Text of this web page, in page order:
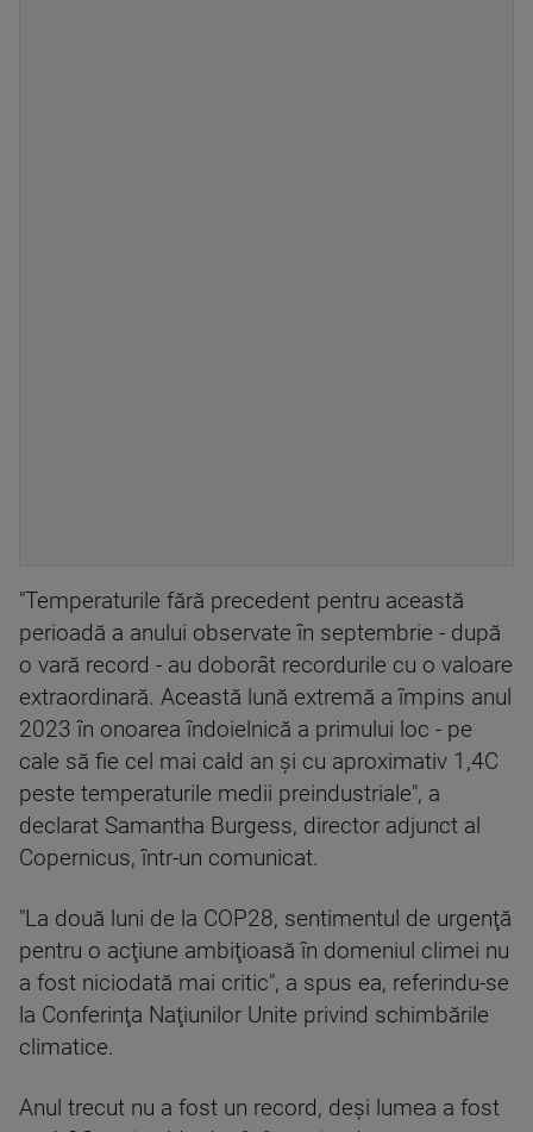
"Temperaturile fără precedent pentru această
perioadă a anului observate în septembrie - după
o vară record - au doborât recordurile cu o valoare
extraordinară. Această lună extremă a împins anul
2023 în onoarea îndoielnică a primului loc - pe
cale să fie cel mai cald an şi cu aproximativ 1,4C
peste temperaturile medii preindustriale", a
declarat Samantha Burgess, director adjunct al
Copernicus, într-un comunicat.
"La două luni de la COP28, sentimentul de urgenţă
pentru o acţiune ambiţioasă în domeniul climei nu
a fost niciodată mai critic", a spus ea, referindu-se
la Conferinţa Naţiunilor Unite privind schimbările
climatice.
Anul trecut nu a fost un record, deşi lumea a fost